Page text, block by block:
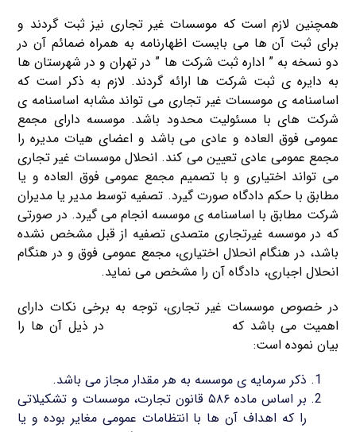
همچنین لازم است که موسسات غیر تجاری نیز ثبت گردند و
برای ثبت آن ها می بایست اظهارنامه به همراه ضمائم آن در
دو نسخه به ” اداره ثبت شرکت ها ” در تهران و در شهرستان ها
به دایره ی ثبت شرکت ها ارائه گردند. لازم به ذکر است که
اساسنامه ی موسسات غیر تجاری می تواند مشابه اساسنامه ی
شرکت های با مسئولیت محدود باشد. موسسه دارای مجمع
عمومی فوق العاده و عادی می باشد و اعضای هیات مدیره را
مجمع عمومی عادی تعیین می کند. انحلال موسسات غیر تجاری
می تواند اختیاری و با تصمیم مجمع عمومی فوق العاده و یا
مطابق با حکم دادگاه صورت گیرد. تصفیه توسط مدیر یا مدیران
شرکت مطابق با اساسنامه ی موسسه انجام می گیرد. در صورتی
که در موسسه غیرتجاری متصدی تصفیه از قبل مشخص نشده
باشد، در هنگام انحلال اختیاری، مجمع عمومی فوق و در هنگام
انحلال اجباری، دادگاه آن را مشخص می نماید.
در خصوص موسسات غیر تجاری، توجه به برخی نکات دارای
اهمیت می باشد که
در ذیل آن ها را
بیان نموده است:
ذکر سرمایه ی موسسه به هر مقدار مجاز می باشد.
بر اساس ماده ۵۸۶ قانون تجارت، موسسات و تشکیلاتی
را که اهداف آن ها با انتظامات عمومی مغایر بوده و یا